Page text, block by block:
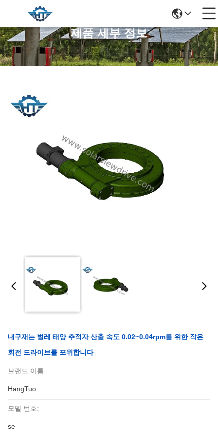
제품 세부 정보
내구재는 벌레 태양 추적자 산출 속도 0.02~0.04rpm를 위한 작은
회전 드라이브를 포위합니다
브랜드 이름:
HangTuo
모델 번호:
se